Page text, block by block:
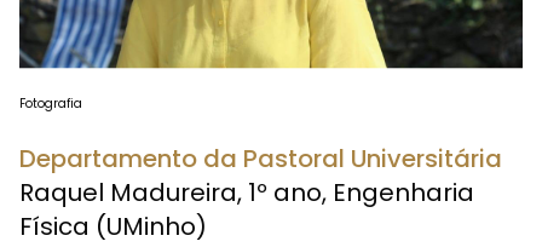
Fotografia
Departamento da Pastoral Universitária
Raquel Madureira, 1º ano, Engenharia
Física (UMinho)